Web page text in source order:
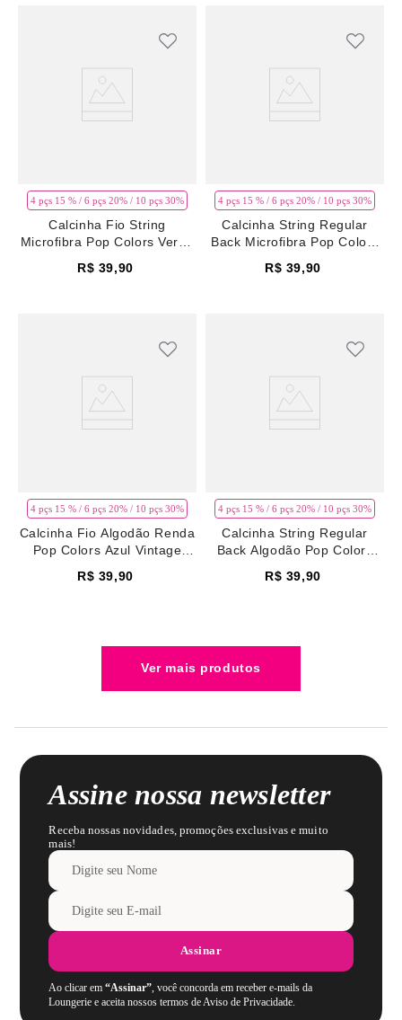
4 pçs 15 % / 6 pçs 20% / 10 pçs 30%
Calcinha Fio String
Microfibra Pop Colors Verde
R$ 39,90
4 pçs 15 % / 6 pçs 20% / 10 pçs 30%
Calcinha String Regular
Back Microfibra Pop Colors
R$ 39,90
4 pçs 15 % / 6 pçs 20% / 10 pçs 30%
Calcinha Fio Algodão Renda
Pop Colors Azul Vintage
R$ 39,90
4 pçs 15 % / 6 pçs 20% / 10 pçs 30%
Calcinha String Regular
Back Algodão Pop Colors
R$ 39,90
Assine nossa newsletter
Receba nossas novidades, promoções exclusivas e muito
mais!
Assinar
Ao clicar em“Assinar”, você concorda em receber e-mails da
Loungerie e aceita nossos termos de Aviso de Privacidade.